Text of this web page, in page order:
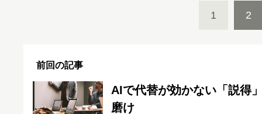
1 2
前回の記事
AIで代替が効かない「説得
磨け